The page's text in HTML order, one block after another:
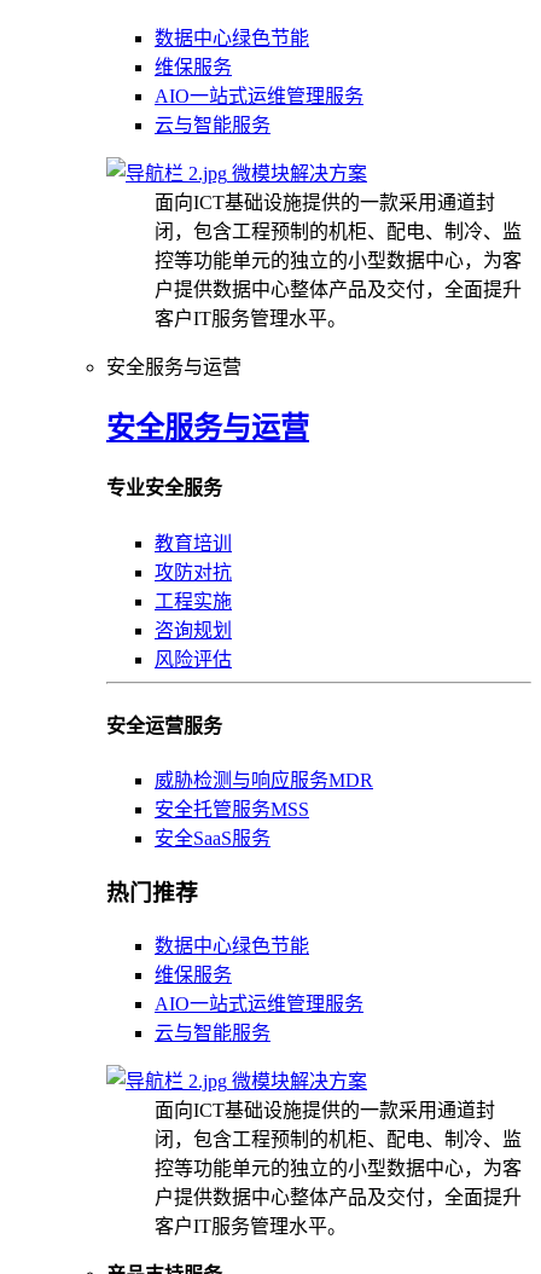
数据中心绿色节能
维保服务
AIO一站式运维管理服务
云与智能服务
微模块解决方案
面向ICT基础设施提供的一款采用通道封
闭，包含工程预制的机柜、配电、制冷、监
控等功能单元的独立的小型数据中心，为客
户提供数据中心整体产品及交付，全面提升
客户IT服务管理水平。
安全服务与运营
安全服务与运营
专业安全服务
教育培训
攻防对抗
工程实施
咨询规划
风险评估
安全运营服务
威胁检测与响应服务MDR
安全托管服务MSS
安全SaaS服务
热门推荐
数据中心绿色节能
维保服务
AIO一站式运维管理服务
云与智能服务
微模块解决方案
面向ICT基础设施提供的一款采用通道封
闭，包含工程预制的机柜、配电、制冷、监
控等功能单元的独立的小型数据中心，为客
户提供数据中心整体产品及交付，全面提升
客户IT服务管理水平。